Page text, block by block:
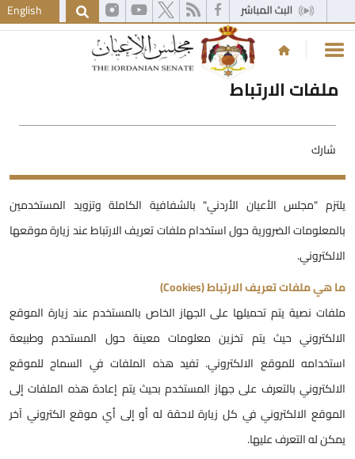
English
ملفات الارتباط
شارك
يلتزم "مجلس الأعيان الأردني" بالشفافية الكاملة وتزويد المستخدمين
بالمعلومات الضرورية حول استخدام ملفات تعريف الارتباط عند زيارة موقعها
الالكتروني.
ما هي ملفات تعريف الارتباط (Cookies)
ملفات نصية يتم تحميلها على الجهاز الخاص بالمستخدم عند زيارة الموقع
الالكتروني حيث يتم تخزين معلومات معينة حول المستخدم وطبيعة
استخدامه للموقع الالكتروني. تفيد هذه الملفات في السماح للموقع
الالكتروني بالتعرف على جهاز المستخدم بحيث يتم إعادة هذه الملفات إلى
الموقع الالكتروني في كل زيارة لاحقة له أو إلى أي موقع الكتروني آخر
يمكن له التعرف عليها.